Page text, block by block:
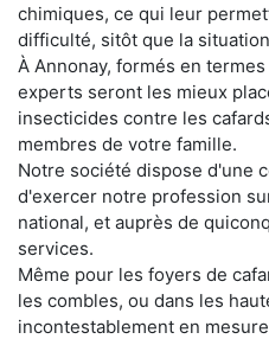
chimiques, ce qui leur
difficulté, sitôt que la
À Annonay, formés en
experts seront les mieux
insecticides contre les
membres de votre famille.
Notre société dispose d'une
d'exercer notre profession
national, et auprès de
services.
Même pour les foyers de
les combles, ou dans les
incontestablement en